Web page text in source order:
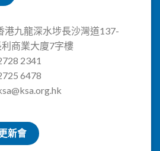
港九龍深水埗長沙灣道137-
商業大廈7字樓
2341
6478
新會